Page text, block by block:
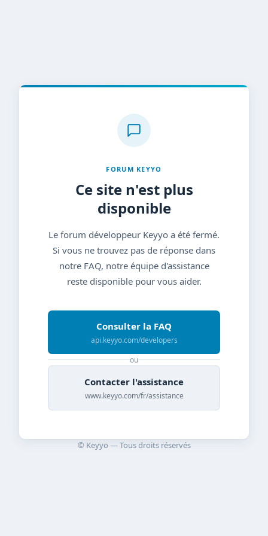
FORUM KEYYO
Ce site n'est plus
disponible
Le forum développeur Keyyo a été fermé.
Si vous ne trouvez pas de réponse dans
notre FAQ, notre équipe d'assistance
reste disponible pour vous aider.
Consulter la FAQ
api.keyyo.com/developers
ou
Contacter l'assistance
www.keyyo.com/fr/assistance
© Keyyo — Tous droits réservés